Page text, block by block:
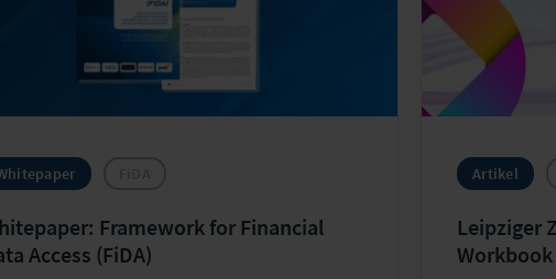
Framework for Financial
Access (FiDA)
Artikel
Leipziger